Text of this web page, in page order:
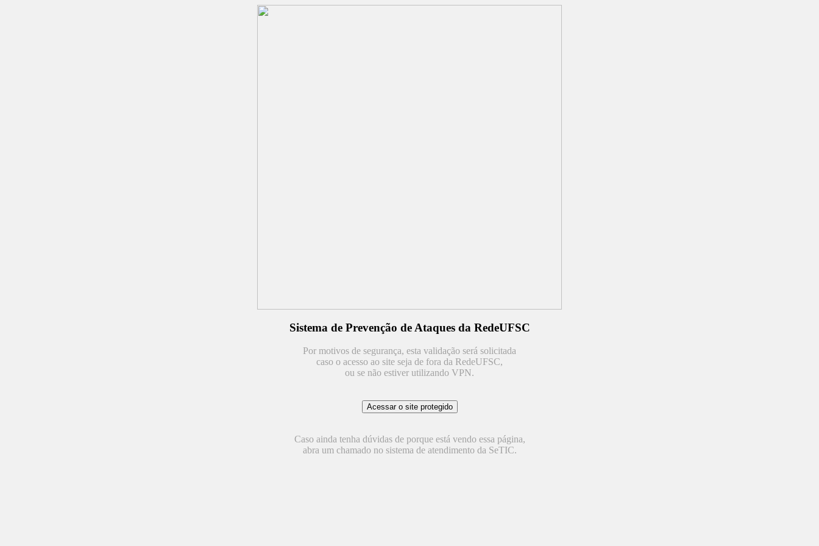
Sistema de Prevenção de Ataques da RedeUFSC
Por motivos de segurança, esta validação será solicitada
caso o acesso ao site seja de fora da RedeUFSC,
ou se não estiver utilizando VPN.
Caso ainda tenha dúvidas de porque está vendo essa página,
abra um chamado no sistema de atendimento da SeTIC.